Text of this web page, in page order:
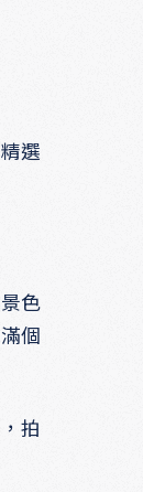
選
色
個
拍